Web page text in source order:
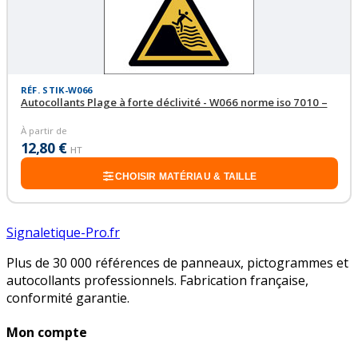
RÉF. STIK-W066
Autocollants Plage à forte déclivité - W066 norme iso 7010 –
À partir de
12,80 € HT
CHOISIR MATÉRIAU & TAILLE
Signaletique-Pro.fr
Plus de 30 000 références de panneaux, pictogrammes et
autocollants professionnels. Fabrication française,
conformité garantie.
Mon compte